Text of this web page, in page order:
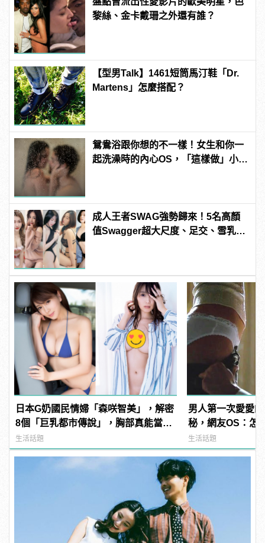
黎絲、金卡戴珊之外還有誰？
【型男Talk】1461短筒馬汀鞋「Dr.
Martens」怎麼搭配？
鴛鴦浴跟你想的不一樣！女生和你一
起洗澡時的內心OS，「這樣做」小心
成人王者SWAG強勢歸來！5名高顏
值Swagger超大尺度、足交、雪乳、
日本G奶國民情婦「森咲智美」，解密
8個「巨乳都市傳說」，胸部真能當手
機架自拍？ | manfashion這樣變型男
生活話題
男人第一次愛愛
秘，網友OS：怎
多！？
生活話題